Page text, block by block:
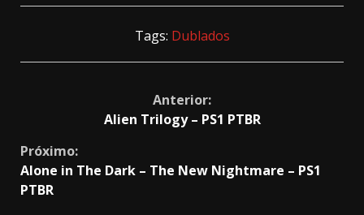
Tags: Dublados
Anterior:
Alien Trilogy – PS1 PTBR
Próximo:
Alone in The Dark – The New Nightmare – PS1
PTBR